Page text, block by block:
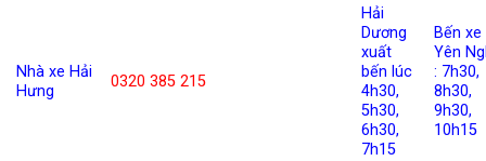
Nhà xe Hải
Hưng
0320 385 215
Hải
Dương
xuất
bến lúc
4h30,
5h30,
6h30,
7h15
Bến xe
Yên
: 7h30,
8h30,
9h30,
10h15